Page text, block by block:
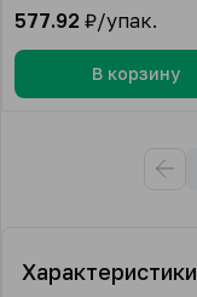
577.92 ₽/упак.
В корзину
Характеристики